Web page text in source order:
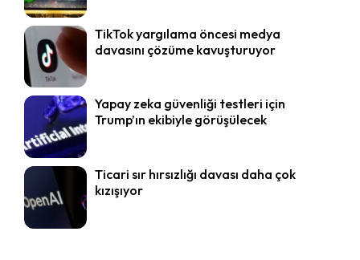
TikTok yargılama öncesi medya
davasını çözüme kavuşturuyor
Yapay zeka güvenliği testleri için
Trump’ın ekibiyle görüşülecek
Ticari sır hırsızlığı davası daha çok
kızışıyor